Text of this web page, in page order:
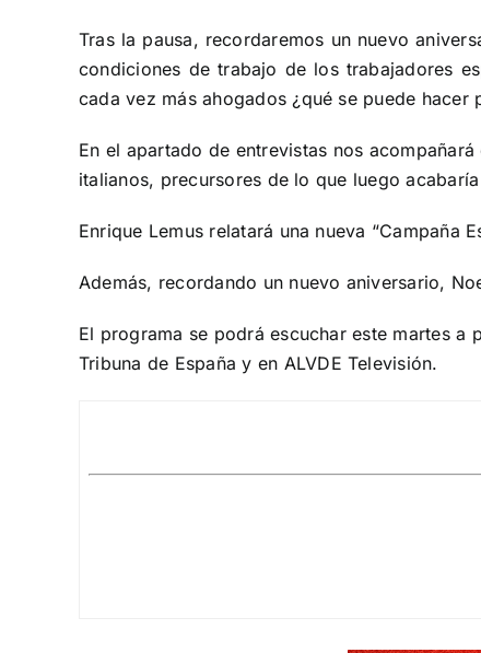
Tras la pausa, recordaremos un nuevo
condiciones de trabajo de los trabajadores
cada vez más ahogados ¿qué se puede hacer
En el apartado de entrevistas nos
italianos, precursores de lo que luego
Enrique Lemus relatará una nueva “Campaña
Además, recordando un nuevo aniversario,
El programa se podrá escuchar este martes a
Tribuna de España y en ALVDE Televisión.